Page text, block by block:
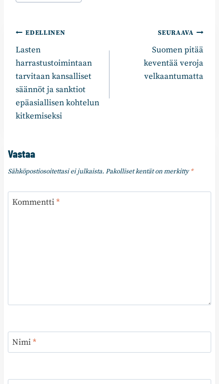
Artikkelien
selaus
EDELLINEN
Lasten
harrastustoimintaan
tarvitaan kansalliset
säännöt ja sanktiot
epäasiallisen kohtelun
kitkemiseksi
SEURAAVA
Suomen pitää
keventää veroja
velkaantumatta
Vastaa
Sähköpostiosoitettasi ei julkaista. Pakolliset kentät on merkitty*
Kommentti*
Nimi*